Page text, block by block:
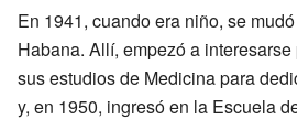
En 1941, cuando era niño, se
Habana. Allí, empezó a
sus estudios de Medicina para
y, en 1950, ingresó en la Escuela